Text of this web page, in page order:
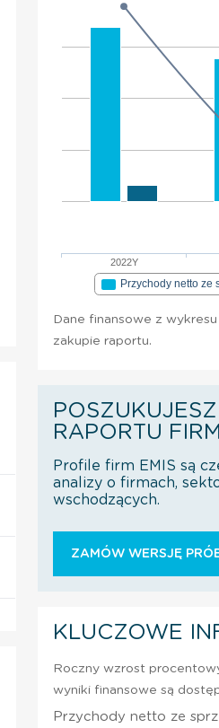
2022Y
Przychody netto ze
Dane finansowe z
zakupie raportu.
RAPORTU
Profile firm EMIS są
analizy o firmach,
wschodzących.
ZAMÓW WERSJĘ
KLUCZOWE
Roczny wzrost
wyniki finansowe są
Przychody netto ze